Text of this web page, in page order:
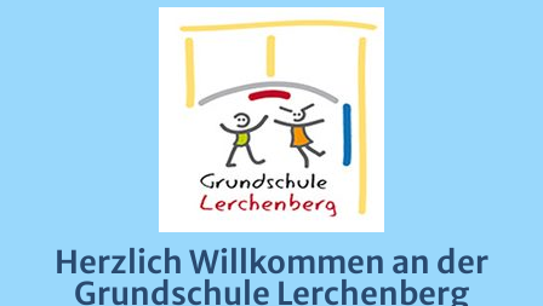
Fastnachtsumzug 2026
Herzlich Willkommen an der
Grundschule Lerchenberg